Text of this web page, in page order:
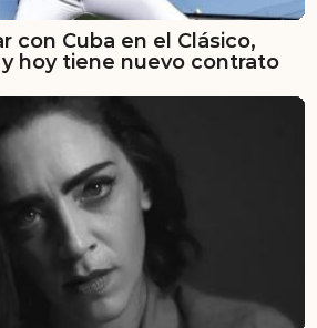
con Cuba en el Clásico,
hoy tiene nuevo contrato